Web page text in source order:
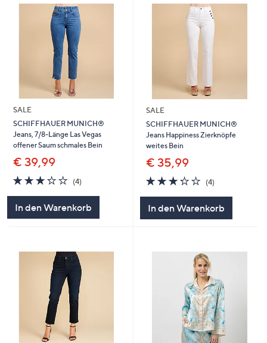
SALE
SCHIFFHAUER MUNICH®
Jeans, 7/8-Länge Las Vegas
offener Saum schmales Bein
€ 39,99
3.2
von
(4)4
In den Warenkorb
SALE
SCHIFFHAUER MUNICH®
Jeans Happiness Zierknöpfe
weites Bein
€ 35,99
3.2
von
(4)4
In den Warenkorb